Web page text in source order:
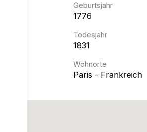
Geburtsjahr
1776
Todesjahr
1831
Wohnorte
Paris - Frankreich